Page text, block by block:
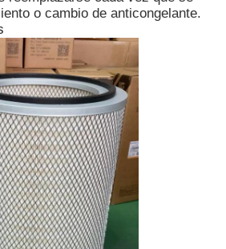
móvil
o cambio de anticongelante.